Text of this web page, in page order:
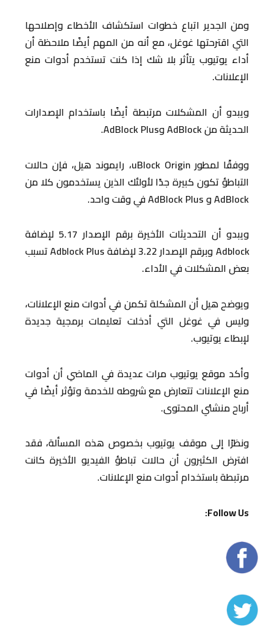
ومن الجدير اتباع خطوات استكشاف الأخطاء وإصلاحها
التي اقترحتها غوغل، مع أنه من المهم أيضًا ملاحظة أن
أداء يوتيوب يتأثر بلا شك إذا كنت تستخدم أدوات منع
الإعلانات.
ويبدو أن المشكلات مرتبطة أيضًا باستخدام الإصدارات
الحديثة من AdBlock وAdBlock Plus.
ووفقًا لمطور uBlock Origin، رايموند هيل، فإن حالات
التباطؤ تكون كبيرة جدًا لأولئك الذين يستخدمون كلا من
AdBlock و AdBlock Plus في وقت واحد.
ويبدو أن التحديثات الأخيرة برقم الإصدار 5.17 لإضافة
Adblock وبرقم الإصدار 3.22 لإضافة Adblock Plus تسبب
بعض المشكلات في الأداء.
ويوضح هيل أن المشكلة تكمن في أدوات منع الإعلانات،
وليس في غوغل التي أدخلت تعليمات برمجية جديدة
لإبطاء يوتيوب.
وأكد موقع يوتيوب مرات عديدة في الماضي أن أدوات
منع الإعلانات تتعارض مع شروطه للخدمة وتؤثر أيضًا في
أرباح منشئي المحتوى.
ونظرًا إلى موقف يوتيوب بخصوص هذه المسألة، فقد
افترض الكثيرون أن حالات تباطؤ الفيديو الأخيرة كانت
مرتبطة باستخدام أدوات منع الإعلانات.
Follow Us: